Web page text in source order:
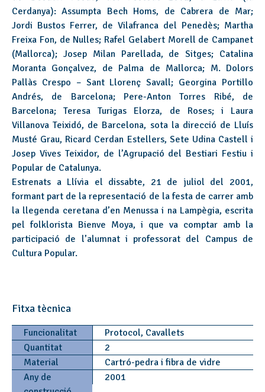
Cerdanya): Assumpta Bech Homs, de Cabrera de Mar;
Jordi Bustos Ferrer, de Vilafranca del Penedès; Martha
Freixa Fon, de Nulles; Rafel Gelabert Morell de Campanet
(Mallorca); Josep Milan Parellada, de Sitges; Catalina
Moranta Gonçalvez, de Palma de Mallorca; M. Dolors
Pallàs Crespo – Sant Llorenç Savall; Georgina Portillo
Andrés, de Barcelona; Pere-Anton Torres Ribé, de
Barcelona; Teresa Turigas Elorza, de Roses; i Laura
Villanova Teixidó, de Barcelona, sota la direcció de Lluís
Musté Grau, Ricard Cerdan Estellers, Sete Udina Castell i
Josep Vives Teixidor, de l’Agrupació del Bestiari Festiu i
Popular de Catalunya.
Estrenats a Llívia el dissabte, 21 de juliol del 2001,
formant part de la representació de la festa de carrer amb
la llegenda ceretana d’en Menussa i na Lampègia, escrita
pel folklorista Bienve Moya, i que va comptar amb la
participació de l’alumnat i professorat del Campus de
Cultura Popular.
Fitxa tècnica
Funcionalitat
Protocol, Cavallets
Quantitat
2
Material
Cartró-pedra i fibra de vidre
Any de
2001